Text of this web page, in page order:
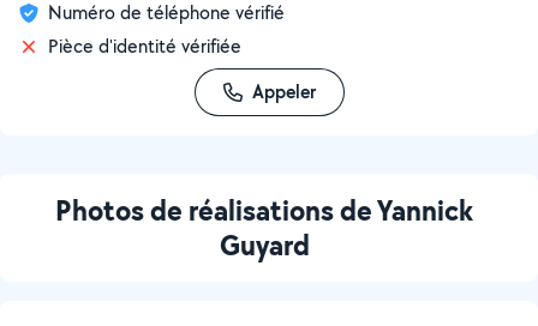
Numéro de téléphone vérifié
Pièce d'identité vérifiée
Appeler
Photos de réalisations de Yannick
Guyard